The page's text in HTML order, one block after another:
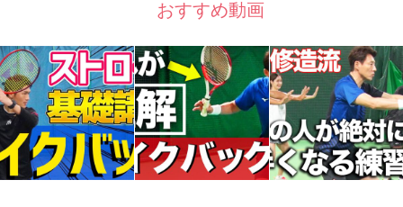
おすすめ動画